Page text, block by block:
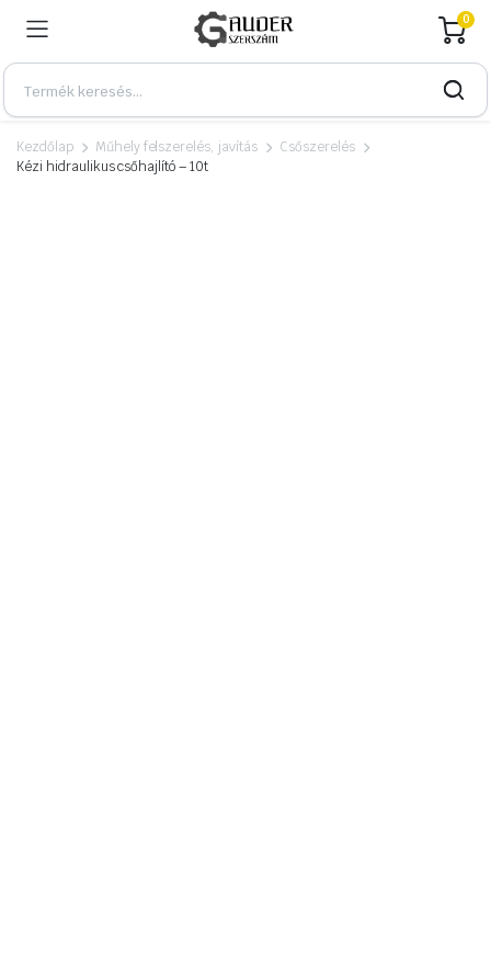
0
Kezdőlap Műhely felszerelés, javítás
Csőszerelés
Kézi hidraulikus csőhajlító – 10t